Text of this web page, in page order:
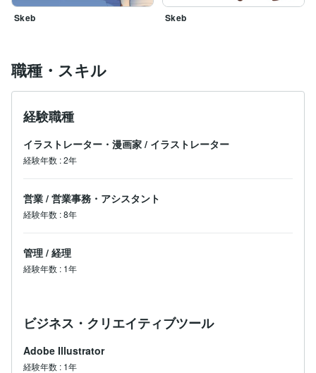
Skeb Skeb
職種・スキル
経験職種
イラストレーター・漫画家 / イラストレーター
経験年数 :2年
営業 / 営業事務・アシスタント
経験年数 :8年
管理 / 経理
経験年数 : 1年
ビジネス・クリエイティブツール
Adobe Illustrator
経験年数 : 1年